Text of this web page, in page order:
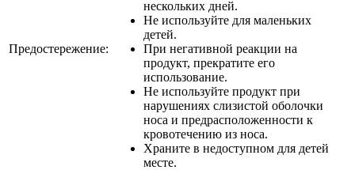
Предостережение:
нескольких дней.
Не используйте для маленьких
детей.
При негативной реакции на
продукт, прекратите его
использование.
Не используйте продукт при
нарушениях слизистой оболочки
носа и предрасположенности к
кровотечению из носа.
Храните в недоступном для детей
месте.